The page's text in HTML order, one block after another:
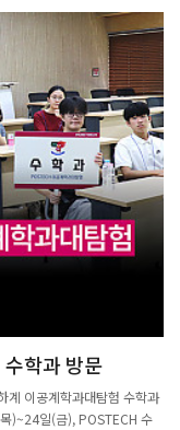
를 개최하고 있다. 올해는 창
으며, 우수포스터상 대상은
convergence of
의 공간인 Wasserstein 공
따라 안정적인 상태로 수렴함
이론을 무한차원
였으며, 머신러닝 최적화, 세
다양한 분야에 적용 가능한
학과 방문
계 이공계학과대탐험 수학과
)~24일(금), POSTECH 수